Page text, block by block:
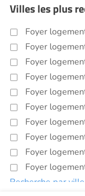
Villes les plus
Foyer
Foyer
Foyer
Foyer
Foyer
Foyer
Foyer
Foyer
Foyer
Foyer
Recherche par ville